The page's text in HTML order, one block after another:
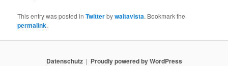
This entry was posted inTwitterbywaltavista. Bookmark the
permalink.
Datenschutz Proudly powered by WordPress